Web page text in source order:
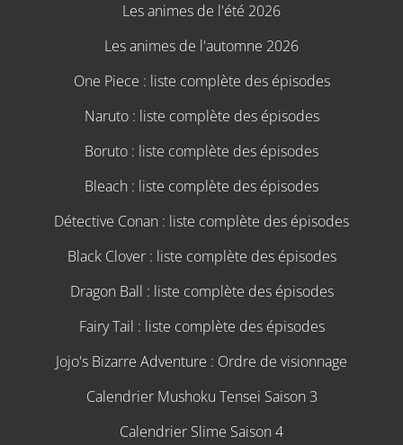
Les animes de l'été 2026
Les animes de l'automne 2026
One Piece : liste complète des épisodes
Naruto : liste complète des épisodes
Boruto : liste complète des épisodes
Bleach : liste complète des épisodes
Détective Conan : liste complète des épisodes
Black Clover : liste complète des épisodes
Dragon Ball : liste complète des épisodes
Fairy Tail : liste complète des épisodes
Jojo's Bizarre Adventure : Ordre de visionnage
Calendrier Mushoku Tensei Saison 3
Calendrier Slime Saison 4